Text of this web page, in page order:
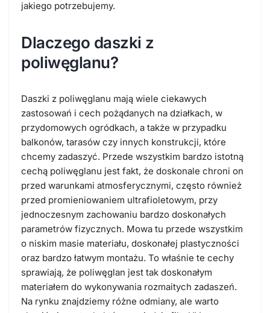
jakiego potrzebujemy.
Dlaczego daszki z
poliwęglanu?
Daszki z poliwęglanu mają wiele ciekawych
zastosowań i cech pożądanych na działkach, w
przydomowych ogródkach, a także w przypadku
balkonów, tarasów czy innych konstrukcji, które
chcemy zadaszyć. Przede wszystkim bardzo istotną
cechą poliwęglanu jest fakt, że doskonale chroni on
przed warunkami atmosferycznymi, często również
przed promieniowaniem ultrafioletowym, przy
jednoczesnym zachowaniu bardzo doskonałych
parametrów fizycznych. Mowa tu przede wszystkim
o niskim masie materiału, doskonałej plastyczności
oraz bardzo łatwym montażu. To właśnie te cechy
sprawiają, że poliwęglan jest tak doskonałym
materiałem do wykonywania rozmaitych zadaszeń.
Na rynku znajdziemy różne odmiany, ale warto